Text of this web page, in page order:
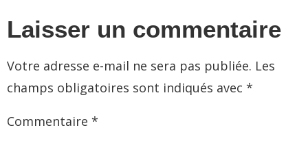
Laisser un commentaire
Votre adresse e-mail ne sera pas publiée. Les
champs obligatoires sont indiqués avec *
Commentaire *